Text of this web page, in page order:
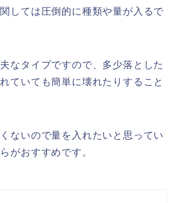
しては圧倒的に種類や量が入るで
なタイプですので、多少落とした
ていても簡単に壊れたりすること
ないので量を入れたいと思ってい
がおすすめです。